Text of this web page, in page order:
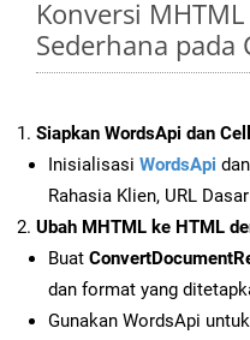
Konversi
Sederhana pada
Siapkan WordsApi dan
Inisialisasi WordsApi dan
Rahasia Klien, URL
Ubah MHTML ke HTML
Buat
dan format yang
Gunakan WordsApi